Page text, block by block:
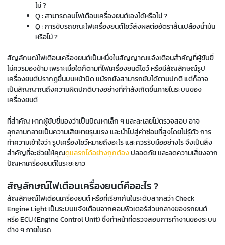
ไม่ ?
Q : สามารถลบไฟเตือนเครื่องยนต์เองได้หรือไม่ ?
Q : การขับรถขณะไฟเครื่องยนต์โชว์ส่งผลต่ออัตราสิ้นเปลืองน้ำมัน
หรือไม่ ?
สัญลักษณ์ไฟเตือนเครื่องยนต์เป็นหนึ่งในสัญญาณแจ้งเตือนสำคัญที่ผู้ขับขี่
ไม่ควรมองข้าม เพราะเมื่อใดก็ตามที่ไฟเครื่องยนต์โชว์ หรือมีสัญลักษณ์รูป
เครื่องยนต์ปรากฏขึ้นบนหน้าปัด แม้รถยังสามารถขับได้ตามปกติ แต่ก็อาจ
เป็นสัญญาณถึงความผิดปกติบางอย่างที่กำลังเกิดขึ้นภายในระบบของ
เครื่องยนต์
ที่สำคัญ หากผู้ขับขี่มองว่าเป็นปัญหาเล็ก ๆ และละเลยไม่ตรวจสอบ อาจ
ลุกลามกลายเป็นความเสียหายรุนแรง และนำไปสู่ค่าซ่อมที่สูงโดยไม่รู้ตัว การ
ทำความเข้าใจว่า รูปเครื่องโชว์หมายถึงอะไร และควรรับมืออย่างไร จึงเป็นสิ่ง
สำคัญที่จะช่วยให้คุณดูแลรถได้อย่างถูกต้องปลอดภัย และลดความเสี่ยงจาก
ปัญหาเครื่องยนต์ในระยะยาว
สัญลักษณ์ไฟเตือนเครื่องยนต์คืออะไร ?
สัญลักษณ์ไฟเตือนเครื่องยนต์ หรือที่เรียกกันในระดับสากลว่า Check
Engine Light เป็นระบบแจ้งเตือนจากคอมพิวเตอร์ส่วนกลางของรถยนต์
หรือ ECU (Engine Control Unit) ซึ่งทำหน้าที่ตรวจสอบการทำงานของระบบ
ต่าง ๆ ภายในรถ